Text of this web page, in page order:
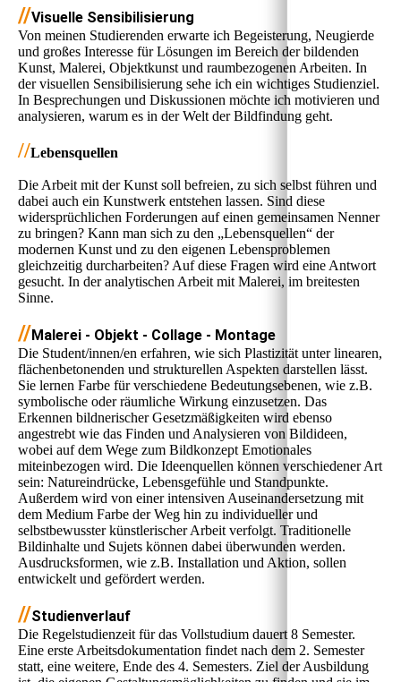
//Visuelle Sensibilisierung
Von meinen Studierenden erwarte ich Begeisterung, Neugierde
und großes Interesse für Lösungen im Bereich der bildenden
Kunst, Malerei, Objektkunst und raumbezogenen Arbeiten. In
der visuellen Sensibilisierung sehe ich ein wichtiges Studienziel.
In Besprechungen und Diskussionen möchte ich motivieren und
analysieren, warum es in der Welt der Bildfindung geht.
//Lebensquellen
Die Arbeit mit der Kunst soll befreien, zu sich selbst führen und
dabei auch ein Kunstwerk entstehen lassen. Sind diese
widersprüchlichen Forderungen auf einen gemeinsamen Nenner
zu bringen? Kann man sich zu den „Lebensquellen“ der
modernen Kunst und zu den eigenen Lebensproblemen
gleichzeitig durcharbeiten? Auf diese Fragen wird eine Antwort
gesucht. In der analytischen Arbeit mit Malerei, im breitesten
Sinne.
//Malerei - Objekt - Collage - Montage
Die Student/innen/en erfahren, wie sich Plastizität unter linearen,
flächenbetonenden und strukturellen Aspekten darstellen lässt.
Sie lernen Farbe für verschiedene Bedeutungsebenen, wie z.B.
symbolische oder räumliche Wirkung einzusetzen. Das
Erkennen bildnerischer Gesetzmäßigkeiten wird ebenso
angestrebt wie das Finden und Analysieren von Bildideen,
wobei auf dem Wege zum Bildkonzept Emotionales
miteinbezogen wird. Die Ideenquellen können verschiedener Art
sein: Natureindrücke, Lebensgefühle und Standpunkte.
Außerdem wird von einer intensiven Auseinandersetzung mit
dem Medium Farbe der Weg hin zu individueller und
selbstbewusster künstlerischer Arbeit verfolgt. Traditionelle
Bildinhalte und Sujets können dabei überwunden werden.
Ausdrucksformen, wie z.B. Installation und Aktion, sollen
entwickelt und gefördert werden.
//Studienverlauf
Die Regelstudienzeit für das Vollstudium dauert 8 Semester.
Eine erste Arbeitsdokumentation findet nach dem 2. Semester
statt, eine weitere, Ende des 4. Semesters. Ziel der Ausbildung